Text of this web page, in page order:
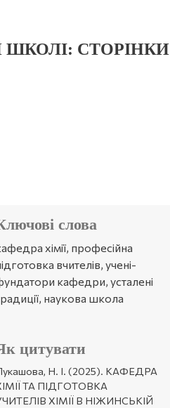
ШКОЛІ: СТОРІНКИ
слова
хімії, професійна
вчителів, учені-
кафедри, усталені
наукова школа
цитувати
Н. І. (2025). КАФЕДРА
ТА ПІДГОТОВКА
ХІМІЇ В НІЖИНСЬКІЙ